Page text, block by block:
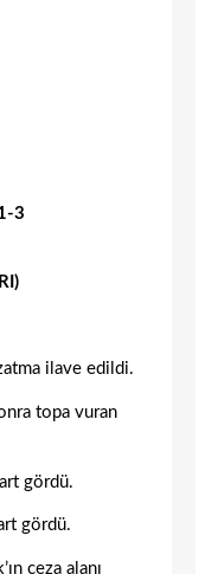
3
ilave edildi.
topa vuran
gördü.
gördü.
ceza alanı